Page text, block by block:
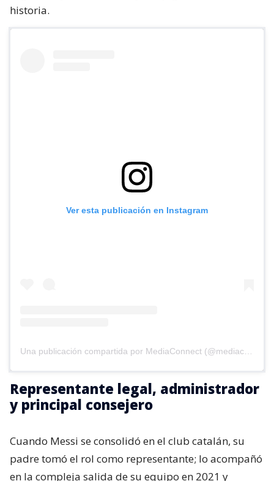
historia.
Ver esta publicación en Instagram
Representante legal, administrador
y principal consejero
Cuando Messi se consolidó en el club catalán, su
padre tomó el rol como representante; lo acompañó
en la compleja salida de su equipo en 2021 y